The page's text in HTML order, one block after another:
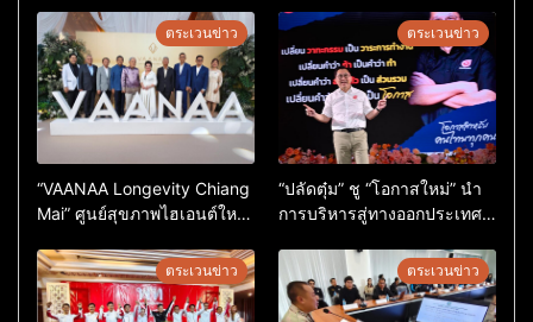
ตระเวนข่าว
“VAANAA Longevity Chiang
Mai” ศูนย์สุขภาพไฮเอนต์ใหญ่
ตระเวนข่าว
“ปลัดตุ๋ม” ชู “โอกาสใหม่” นำ
การบริหารสู่ทางออกประเทศ
ตระเวนข่าว ตระเวนข่าว